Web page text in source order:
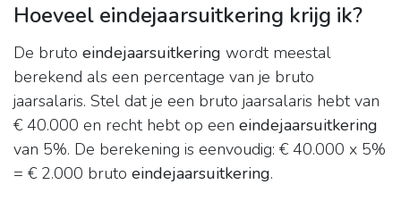
Hoeveel eindejaarsuitkering krijg ik?
De bruto eindejaarsuitkering wordt meestal
berekend als een percentage van je bruto
jaarsalaris. Stel dat je een bruto jaarsalaris hebt van
€ 40.000 en recht hebt op een eindejaarsuitkering
van 5%. De berekening is eenvoudig: € 40.000 x 5%
= € 2.000 bruto eindejaarsuitkering.